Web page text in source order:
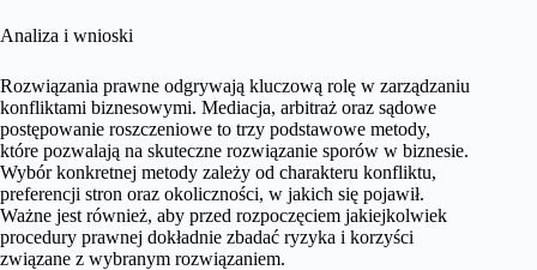
Analiza i wnioski
Rozwiązania prawne odgrywają kluczową rolę w zarządzaniu
konfliktami biznesowymi. Mediacja, arbitraż oraz sądowe
postępowanie roszczeniowe to trzy podstawowe metody,
które pozwalają na skuteczne rozwiązanie sporów w biznesie.
Wybór konkretnej metody zależy od charakteru konfliktu,
preferencji stron oraz okoliczności, w jakich się pojawił.
Ważne jest również, aby przed rozpoczęciem jakiejkolwiek
procedury prawnej dokładnie zbadać ryzyka i korzyści
związane z wybranym rozwiązaniem.